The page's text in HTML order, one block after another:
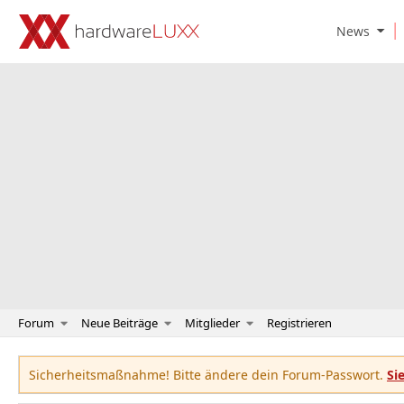
News O
Forum Neue Beiträge Mitglieder Registrieren
Sicherheitsmaßnahme! Bitte ändere dein Forum-Passwort.